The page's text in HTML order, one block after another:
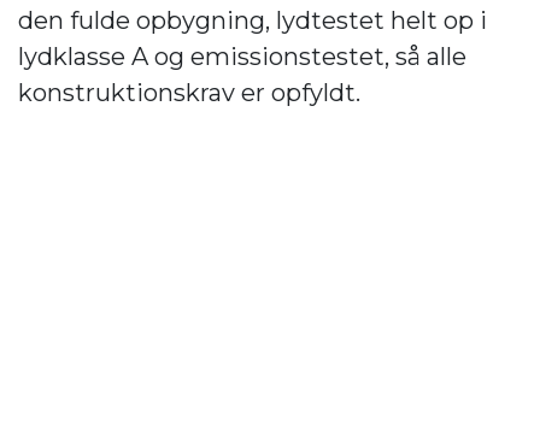
den fulde opbygning, lydtestet helt op i
lydklasse A og emissionstestet, så alle
konstruktionskrav er opfyldt.